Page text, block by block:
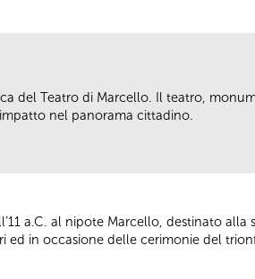
del Teatro di Marcello. Il teatro,
nel panorama cittadino.
a.C. al nipote Marcello, destinato
ed in occasione delle cerimonie del